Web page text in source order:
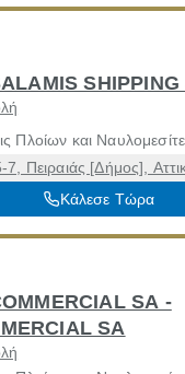
SHIPPING
Πλοίων και
7, Πειραιάς [Δήμος],
Κάλεσε Τώρα
SA -
SA